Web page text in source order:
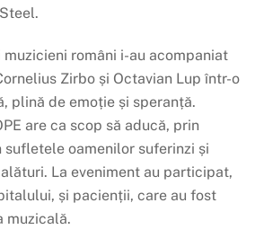
muzicieni români i-au acompaniat
Zirbo și Octavian Lup într-o
plină de emoție și speranță.
are ca scop să aducă, prin
sufletele oamenilor suferinzi și
La eveniment au participat,
și pacienții, care au fost
muzicală.